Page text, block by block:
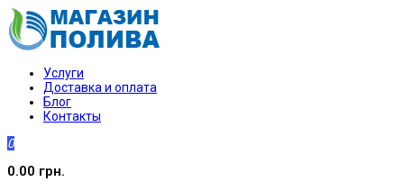
Услуги
Доставка и оплата
Блог
Контакты
0
0.00 грн.